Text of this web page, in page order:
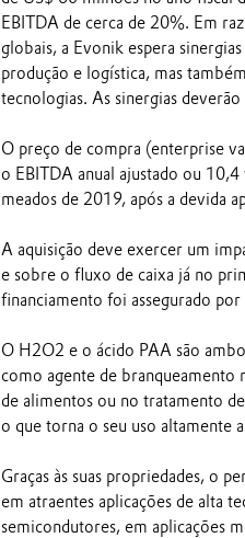
EBITDA de cerca de 20%. Em
globais, a Evonik espera
produção e logística, mas
tecnologias. As sinergias
O preço de compra (enterprise
o EBITDA anual ajustado ou
meados de 2019, após a devida
A aquisição deve exercer um
e sobre o fluxo de caixa já no
financiamento foi assegurado
O H2O2 e o ácido PAA são
como agente de branqueamento
de alimentos ou no tratamento
o que torna o seu uso altamente
Graças às suas propriedades, o
em atraentes aplicações de alta
semicondutores, em aplicações